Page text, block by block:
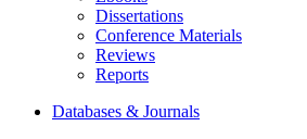
Dissertations
Conference Materials
Reviews
Reports
Databases & Journals